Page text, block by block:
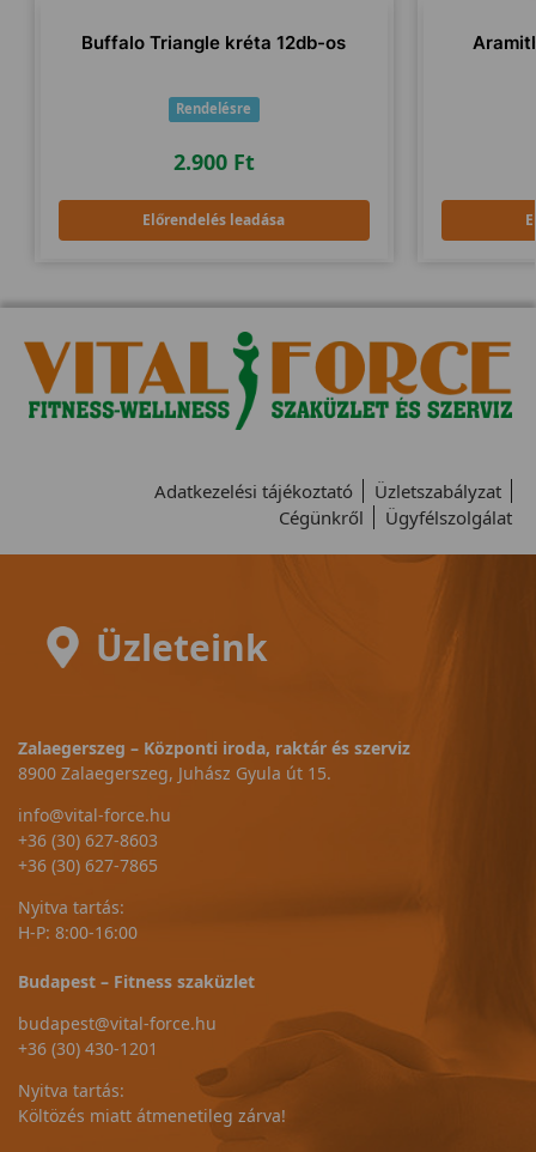
Buffalo Triangle kréta 12db-os
Rendelésre
2.900 Ft
Előrendelés leadása
Adatkezelési tájékoztató
Üzletszabályzat
Cégünkről
Ügyfélszolgálat
Üzleteink
Zalaegerszeg – Központi iroda, raktár és szerviz
8900 Zalaegerszeg, Juhász Gyula út 15.
info@vital-force.hu
+36 (30) 627-8603
+36 (30) 627-7865
Nyitva tartás:
H-P: 8:00-16:00
Budapest – Fitness szaküzlet
budapest@vital-force.hu
+36 (30) 430-1201
Nyitva tartás:
Költözés miatt átmenetileg zárva!